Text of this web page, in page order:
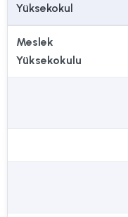
Yüksekokul
Meslek
Yüksekokulu